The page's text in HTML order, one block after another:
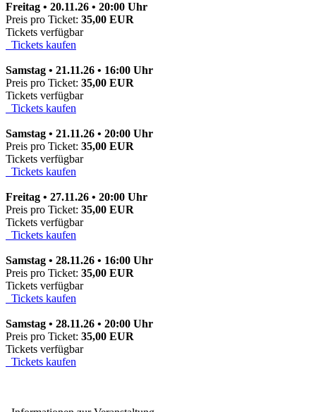
Freitag • 20.11.26 • 20:00 Uhr
Preis pro Ticket: 35,00 EUR
Tickets verfügbar
Tickets kaufen
Samstag • 21.11.26 • 16:00 Uhr
Preis pro Ticket: 35,00 EUR
Tickets verfügbar
Tickets kaufen
Samstag • 21.11.26 • 20:00 Uhr
Preis pro Ticket: 35,00 EUR
Tickets verfügbar
Tickets kaufen
Freitag • 27.11.26 • 20:00 Uhr
Preis pro Ticket: 35,00 EUR
Tickets verfügbar
Tickets kaufen
Samstag • 28.11.26 • 16:00 Uhr
Preis pro Ticket: 35,00 EUR
Tickets verfügbar
Tickets kaufen
Samstag • 28.11.26 • 20:00 Uhr
Preis pro Ticket: 35,00 EUR
Tickets verfügbar
Tickets kaufen